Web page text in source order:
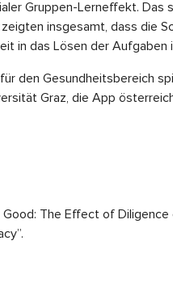
Gruppen-Lerneffekt. Das
insgesamt, dass die
in das Lösen der Aufgaben
den Gesundheitsbereich
Graz, die App
Good: The Effect of Diligence